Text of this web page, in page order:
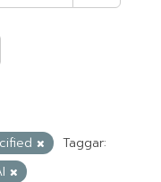
Taggar: